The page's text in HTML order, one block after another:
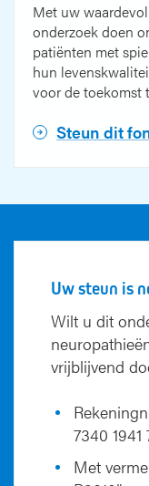
Met uw
onderzoek doen
patiënten met
hun
voor de toekomst
Steun dit
Uw steun is
Wilt u dit
vrijblijvend
7340 1941
Met